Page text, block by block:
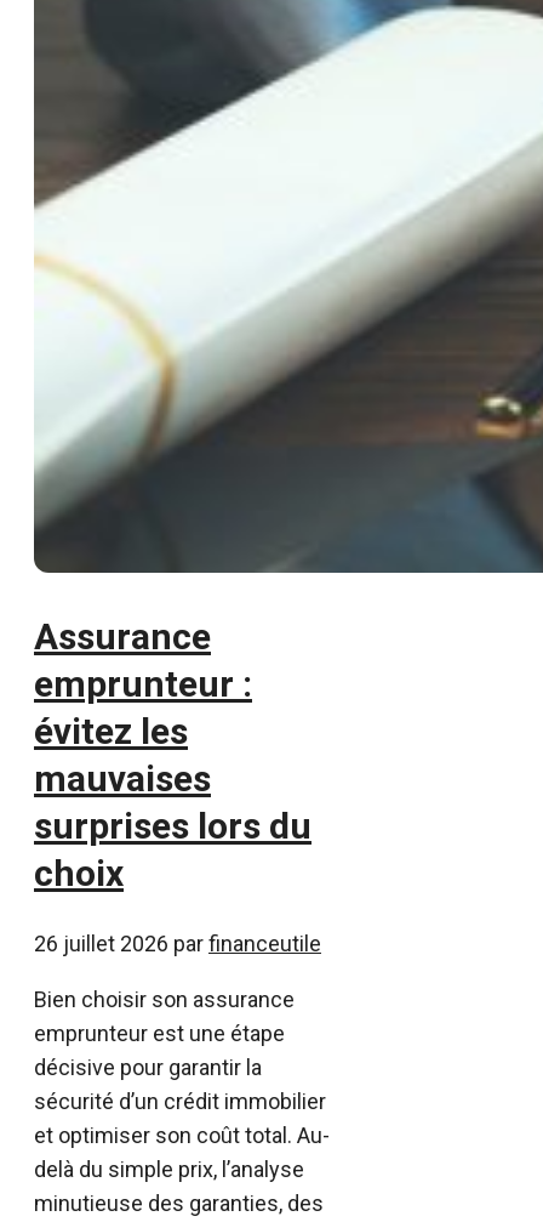
Assurance
emprunteur :
évitez les
mauvaises
surprises lors du
choix
26 juillet 2026 parfinanceutile
Bien choisir son assurance
emprunteur est une étape
décisive pour garantir la
sécurité d’un crédit immobilier
et optimiser son coût total. Au-
delà du simple prix, l’analyse
minutieuse des garanties, des